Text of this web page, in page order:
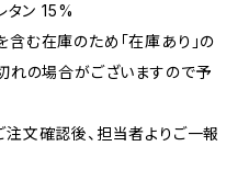
タン 15%
む在庫のため「在庫あり」の
れの場合がございますので予
文確認後、担当者よりご一報